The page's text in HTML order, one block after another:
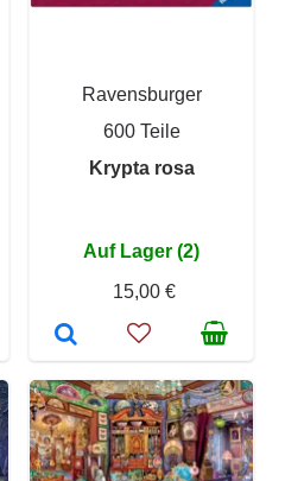
Ravensburger
600 Teile
Krypta rosa
Auf Lager (2)
15,00 €